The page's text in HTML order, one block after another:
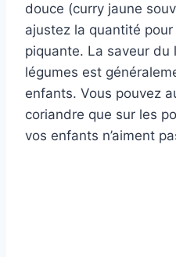
douce (curry jaune
ajustez la quantité pour
piquante. La saveur du
légumes est
enfants. Vous pouvez
coriandre que sur les
vos enfants n’aiment